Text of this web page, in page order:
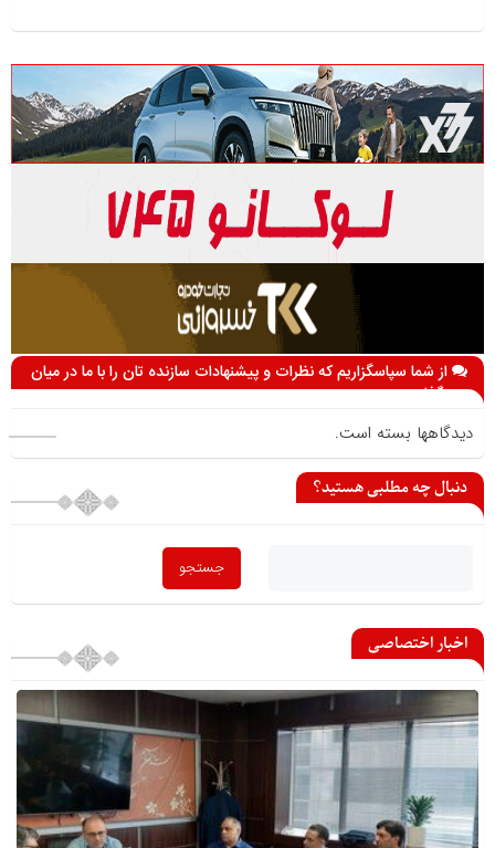
از شما سپاسگزاریم که نظرات و پیشنهادات سازنده تان را با ما در میان
می گذارید
دیدگاهها بسته است.
دنبال چه مطلبی هستید؟
اخبار اختصاصی